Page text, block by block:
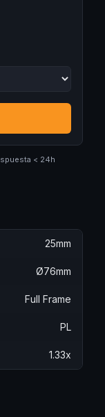
< 24h
25mm
Ø76mm
Full Frame
PL
1.33x